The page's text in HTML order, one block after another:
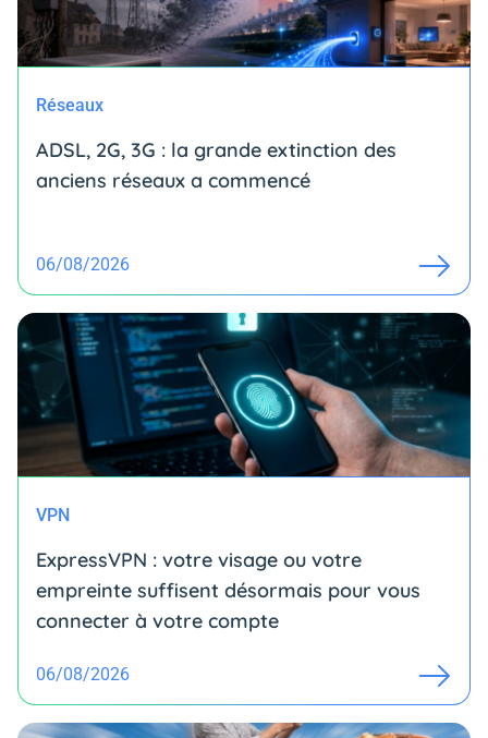
Réseaux
ADSL, 2G, 3G : la grande extinction des
anciens réseaux a commencé
06/08/2026
VPN
ExpressVPN : votre visage ou votre
empreinte suffisent désormais pour vous
connecter à votre compte
06/08/2026